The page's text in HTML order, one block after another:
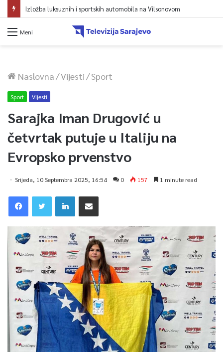
Izložba luksuznih i sportskih automobila na Vilsonovom
Meni
Naslovna/Vijesti/Sport
Sport Vijesti
Sarajka Iman Drugović u
četvrtak putuje u Italiju na
Evropsko prvenstvo
Srijeda, 10 Septembra 2025, 16:54 0 157 1 minute read